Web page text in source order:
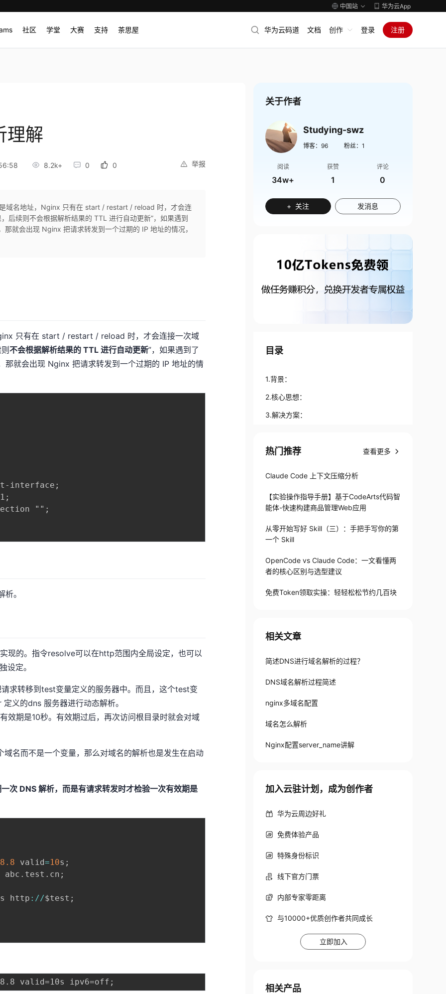
中国站 华为云App
社区 学堂 大赛 支持 茶思屋 华为云码道 文档 创作 登录 注册
理解
举报
8.2k+ 0 0
域名地址，Nginx 只有在 start / restart / reload 时，才会连
后续则不会根据解析结果的 TTL 进行自动更新”，如果遇到
就会出现 Nginx 把请求转发到一个过期的 IP 地址的情况，
只有在 start / restart / reload 时，才会连接一次域
不会根据解析结果的 TTL 进行自动更新”，如果遇到了
那就会出现 Nginx 把请求转发到一个过期的 IP 地址的情
interface;
"";
。
现的。指令resolve可以在http范围内全局设定，也可以
设定。
求转移到test变量定义的服务器中。而且，这个test变
义的dns 服务器进行动态解析。
效期是10秒。有效期过后，再次访问根目录时就会对域
名而不是一个变量，那么对域名的解析也是发生在启动
次 DNS 解析，而是有请求转发时才检验一次有效期是
.8 valid=10s ;
abc
. test . cn ;
http
: //$test ;
关于作者
Studying-swz
博客： 96 粉丝： 1
阅读
34w+
获赞
1
评论
0
+ 关注 发消息
目录
1.背景：
2.核心思想：
3.解决方案：
热门推荐 查看更多
Claude Code 上下文压缩分析
【实验操作指导手册】基于CodeArts代码智
能体-快速构建商品管理Web应用
从零开始写好 Skill（三）：手把手写你的第
一个 Skill
OpenCode vs Claude Code：一文看懂两
者的核心区别与选型建议
免费Token领取实操：轻轻松松节约几百块
相关文章
简述DNS进行域名解析的过程？
DNS域名解析过程简述
nginx多域名配置
域名怎么解析
Nginx配置server_name讲解
加入云驻计划，成为创作者
华为云周边好礼
免费体验产品
特殊身份标识
线下官方门票
内部专家零距离
与10000+优质创作者共同成长
立即加入
相关产品